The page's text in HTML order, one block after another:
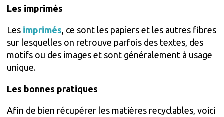
Les imprimés
Les imprimés , ce sont les papiers et les autres fibres
sur lesquelles on retrouve parfois des textes, des
motifs ou des images et sont généralement à usage
unique.
Les bonnes pratiques
Afin de bien récupérer les matières recyclables, voici